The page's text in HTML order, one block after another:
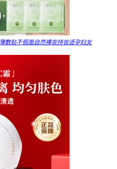
敷贴不假面自然裸妆持妆适孕妇女